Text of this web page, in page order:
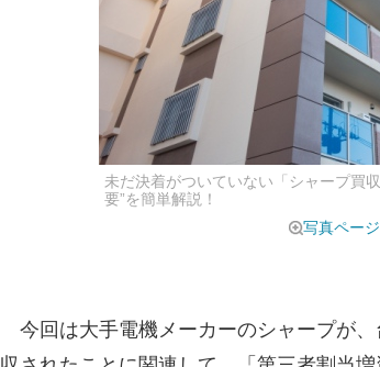
未だ決着がついていない「シャープ買
要”を簡単解説！
写真ペー
今回は大手電機メーカーのシャープが